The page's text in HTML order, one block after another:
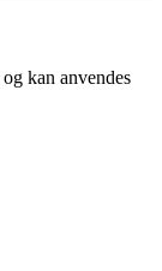
og kan anvendes